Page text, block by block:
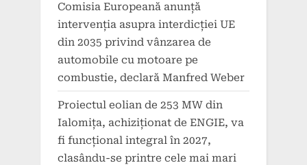
Comisia Europeană anunță
intervenția asupra interdicției UE
din 2035 privind vânzarea de
automobile cu motoare pe
combustie, declară Manfred Weber
Proiectul eolian de 253 MW din
Ialomița, achiziționat de ENGIE, va
fi funcțional integral în 2027,
clasându-se printre cele mai mari